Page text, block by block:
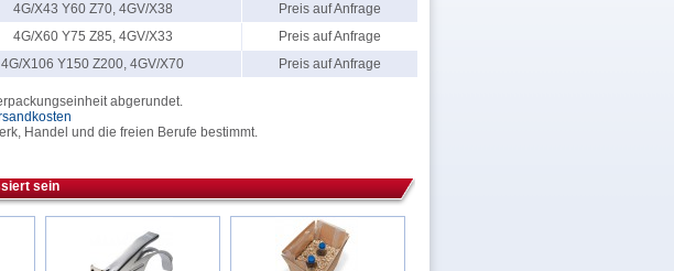
4G/X43 Y60 Z70, 4GV/X38
Preis auf Anfrage
4G/X60 Y75 Z85, 4GV/X33
Preis auf Anfrage
4G/X106 Y150 Z200, 4GV/X70 Preis auf Anfrage
abgerundet.
Handel und die freien Berufe bestimmt.
sein